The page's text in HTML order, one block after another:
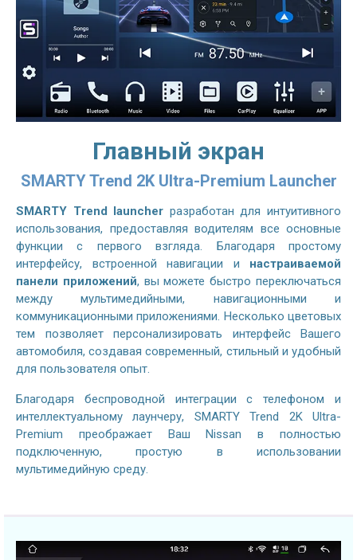
Главный экран
SMARTY Trend 2K Ultra-Premium Launcher
SMARTY Trend launcher разработан для интуитивного
использования, предоставляя водителям все основные
функции с первого взгляда. Благодаря простому
интерфейсу, встроенной навигации и настраиваемой
панели приложений, вы можете быстро переключаться
между мультимедийными, навигационными и
коммуникационными приложениями. Несколько цветовых
тем позволяет персонализировать интерфейс Вашего
автомобиля, создавая современный, стильный и удобный
для пользователя опыт.
Благодаря беспроводной интеграции с телефоном и
интеллектуальному лаунчеру, SMARTY Trend 2K Ultra-
Premium преображает Ваш Nissan в полностью
подключенную, простую в использовании
мультимедийную среду.